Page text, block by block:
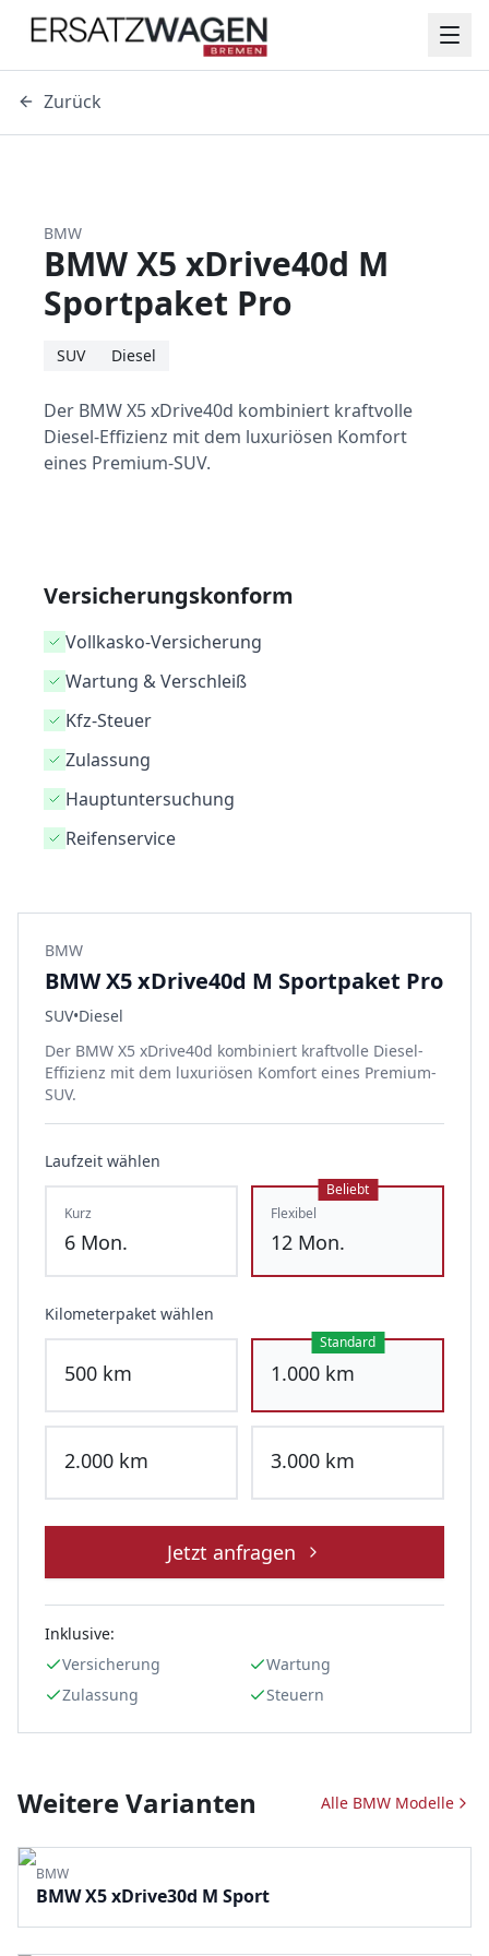
Zurück
BMW
BMW X5 xDrive40d M
Sportpaket Pro
SUV Diesel
Der BMW X5 xDrive40d kombiniert kraftvolle
Diesel-Effizienz mit dem luxuriösen Komfort
eines Premium-SUV.
Versicherungskonform
Vollkasko-Versicherung
Wartung & Verschleiß
Kfz-Steuer
Zulassung
Hauptuntersuchung
Reifenservice
BMW
BMW X5 xDrive40d M Sportpaket Pro
SUV•Diesel
Der BMW X5 xDrive40d kombiniert kraftvolle Diesel-
Effizienz mit dem luxuriösen Komfort eines Premium-
SUV.
Laufzeit wählen
Kurz
6 Mon.
Beliebt
Flexibel
12 Mon.
Kilometerpaket wählen
500 km
Standard
1.000 km
2.000 km 3.000 km
Jetzt anfragen
Inklusive:
Versicherung
Wartung
Zulassung
Steuern
Weitere Varianten Alle BMW Modelle
BMW
BMW X5 xDrive30d M Sport